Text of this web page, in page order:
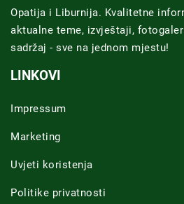
Opatija i Liburnija. Kvalitetne
aktualne teme, izvještaji,
sadržaj - sve na jednom mjestu!
LINKOVI
Impressum
Marketing
Uvjeti koristenja
Politike privatnosti